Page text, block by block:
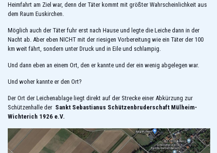
Heimfahrt am Ziel war, denn der Täter kommt mit größter Wahrscheinlichkeit aus
dem Raum Euskirchen.
Möglich auch der Täter fuhr erst nach Hause und legte die Leiche dann in der
Nacht ab. Aber eben NICHT mit der riesigen Vorbereitung wie ein Täter der 100
km weit fährt, sondern unter Druck und in Eile und schlampig.
Und dann eben an einem Ort, den er kannte und der ein wenig abgelegen war.
Und woher kannte er den Ort?
Der Ort der Leichenablage liegt direkt auf der Strecke einer Abkürzung zur
Schützenhalle der Sankt Sebastianus Schützenbruderschaft Mülheim-
Wichterich 1926 e.V.